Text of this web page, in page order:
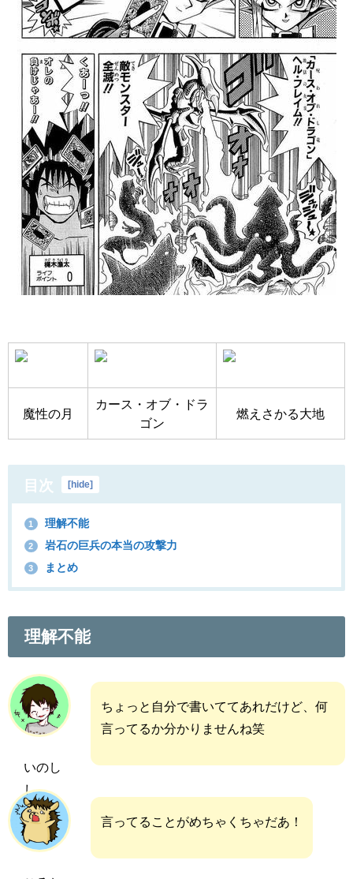
魔性の月
カース・オブ・ドラ
ゴン
燃えさかる大地
目次 [hide]
1 理解不能
2 岩石の巨兵の本当の攻撃力
3 まとめ
理解不能
いのし
し
ちょっと自分で書いててあれだけど、何
言ってるか分かりませんね笑
言ってることがめちゃくちゃだあ！